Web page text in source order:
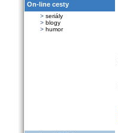
On-line cesty
> seriály
> blogy
> humor